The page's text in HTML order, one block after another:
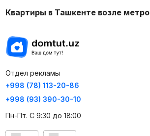
Квартиры в Ташкенте возле метро
Отдел рекламы
+998 (78) 113-20-86
+998 (93) 390-30-10
Пн-Пт. С 9:30 до 18:00